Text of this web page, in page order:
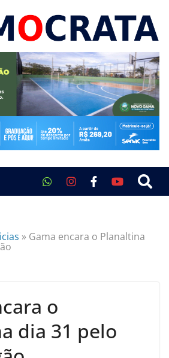
» Gama encara o Planaltina
o
dia 31 pelo